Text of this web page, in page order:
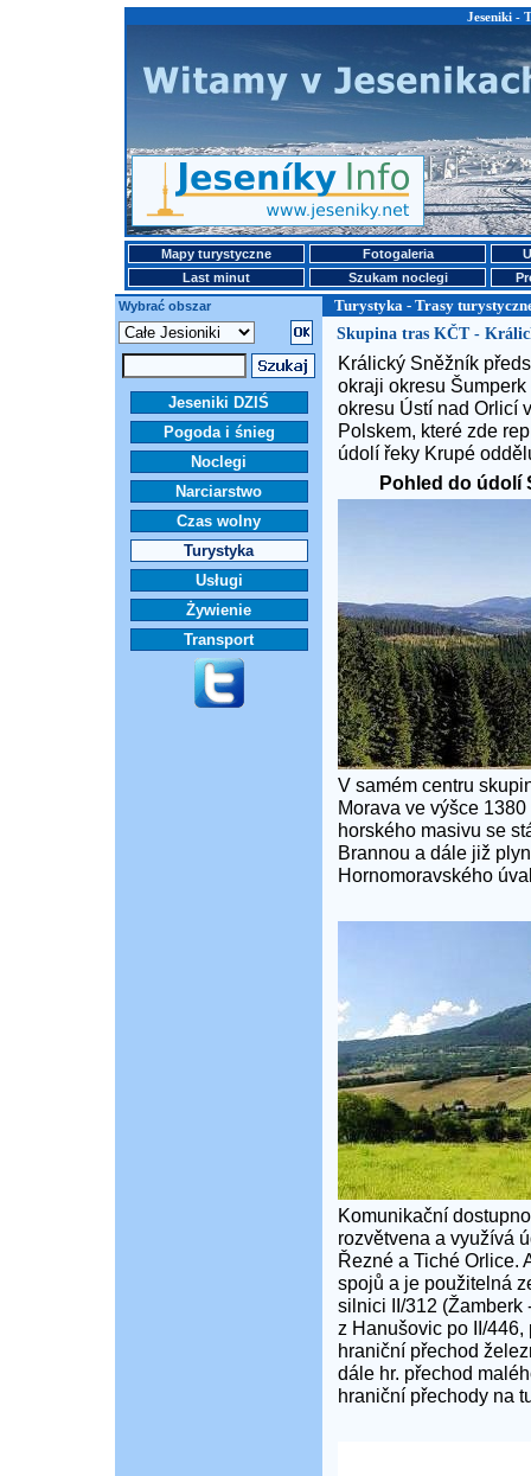
Jeseniki -
Mapy turystyczne Fotogaleria
Last minut
Szukam noclegi
Wybrać obszar
Turystyka - Trasy
Jeseniki DZIŚ
Pogoda i śnieg
Noclegi
Narciarstwo
Czas wolny
Turystyka
Usługi
Żywienie
Transport
Skupina tras KČT -
Králický Sněžník
okraji okresu
okresu Ústí nad Orlicí
Polskem, které zde
údolí řeky Krupé
Pohled do údolí
V samém centru
Morava ve výšce
horského masivu se
Brannou a dále již
Hornomoravského
Komunikační
rozvětvena a využívá
Řezné a Tiché Orlice.
spojů a je použitelná
silnici II/312 (Žamberk
z Hanušovic po II/
hraniční přechod
dále hr. přechod
hraniční přechody na